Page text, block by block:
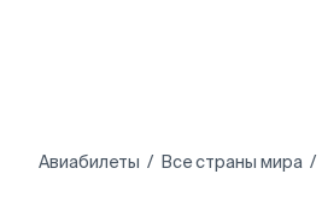
Авиабилеты Все страны мира